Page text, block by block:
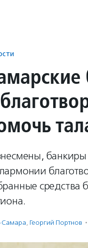
средства
, Георгий Портнов ·